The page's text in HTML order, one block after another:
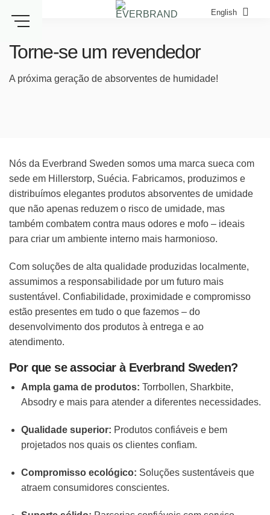
English
Torne-se um revendedor
A próxima geração de absorventes de humidade!
Nós da Everbrand Sweden somos uma marca sueca com
sede em Hillerstorp, Suécia. Fabricamos, produzimos e
distribuímos elegantes produtos absorventes de umidade
que não apenas reduzem o risco de umidade, mas
também combatem contra maus odores e mofo – ideais
para criar um ambiente interno mais harmonioso.
Com soluções de alta qualidade produzidas localmente,
assumimos a responsabilidade por um futuro mais
sustentável. Confiabilidade, proximidade e compromisso
estão presentes em tudo o que fazemos – do
desenvolvimento dos produtos à entrega e ao
atendimento.
Por que se associar à Everbrand Sweden?
Ampla gama de produtos: Torrbollen, Sharkbite,
Absodry e mais para atender a diferentes necessidades.
Qualidade superior: Produtos confiáveis e bem
projetados nos quais os clientes confiam.
Compromisso ecológico: Soluções sustentáveis que
atraem consumidores conscientes.